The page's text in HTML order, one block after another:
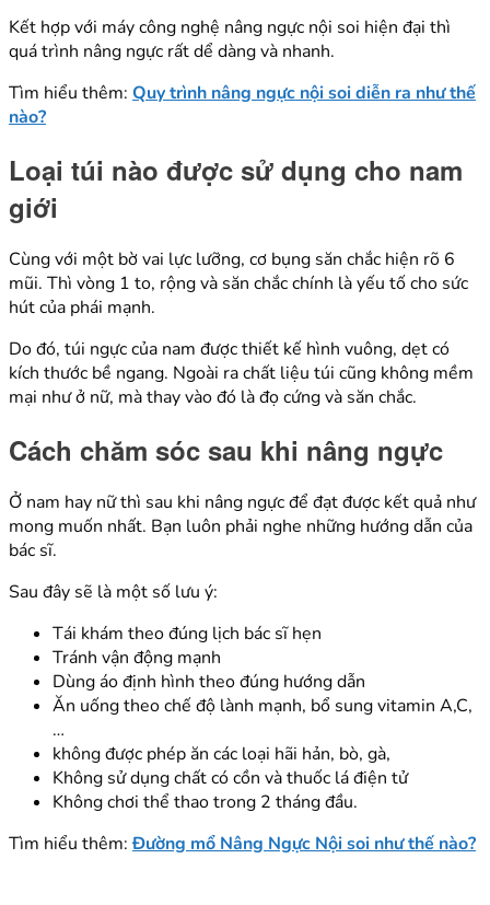
Kết hợp với máy công nghệ nâng ngực nội soi hiện đại thì
quá trình nâng ngực rất dể dàng và nhanh.
Tìm hiểu thêm: Quy trình nâng ngực nội soi diễn ra như thế
nào?
Loại túi nào được sử dụng cho nam
giới
Cùng với một bờ vai lực lưỡng, cơ bụng săn chắc hiện rõ 6
mũi. Thì vòng 1 to, rộng và săn chắc chính là yếu tố cho sức
hút của phái mạnh.
Do đó, túi ngực của nam được thiết kế hình vuông, dẹt có
kích thước bề ngang. Ngoài ra chất liệu túi cũng không mềm
mại như ở nữ, mà thay vào đó là đọ cứng và săn chắc.
Cách chăm sóc sau khi nâng ngực
Ở nam hay nữ thì sau khi nâng ngực để đạt được kết quả như
mong muốn nhất. Bạn luôn phải nghe những hướng dẫn của
bác sĩ.
Sau đây sẽ là một số lưu ý:
Tái khám theo đúng lịch bác sĩ hẹn
Tránh vận động mạnh
Dùng áo định hình theo đúng hướng dẫn
Ăn uống theo chế độ lành mạnh, bổ sung vitamin A,C,
…
không được phép ăn các loại hãi hản, bò, gà,
Không sử dụng chất có cồn và thuốc lá điện tử
Không chơi thể thao trong 2 tháng đầu.
Tìm hiểu thêm:Đường mổ Nâng Ngực Nội soi như thế nào?